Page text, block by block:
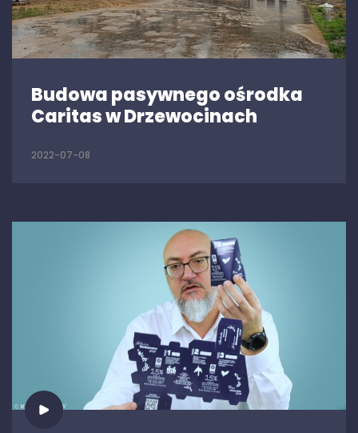
Budowa pasywnego ośrodka
Caritas w Drzewocinach
2022-07-08